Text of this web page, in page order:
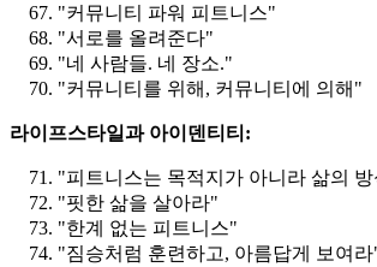
"커뮤니티 파워 피트니스"
"서로를 올려준다"
"네 사람들. 네 장소."
"커뮤니티를 위해, 커뮤니티에 의해"
라이프스타일과 아이덴티티:
"피트니스는 목적지가 아니라 삶의
"핏한 삶을 살아라"
"한계 없는 피트니스"
"짐승처럼 훈련하고, 아름답게 보여라